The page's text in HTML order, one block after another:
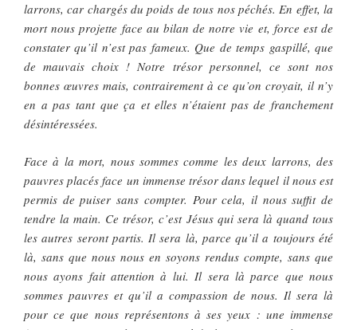
larrons, car chargés du poids de tous nos péchés. En effet, la
mort nous projette face au bilan de notre vie et, force est de
constater qu’il n’est pas fameux. Que de temps gaspillé, que
de mauvais choix ! Notre trésor personnel, ce sont nos
bonnes œuvres mais, contrairement à ce qu’on croyait, il n’y
en a pas tant que ça et elles n’étaient pas de franchement
désintéressées.
Face à la mort, nous sommes comme les deux larrons, des
pauvres placés face un immense trésor dans lequel il nous est
permis de puiser sans compter. Pour cela, il nous suffit de
tendre la main. Ce trésor, c’est Jésus qui sera là quand tous
les autres seront partis. Il sera là, parce qu’il a toujours été
là, sans que nous nous en soyons rendus compte, sans que
nous ayons fait attention à lui. Il sera là parce que nous
sommes pauvres et qu’il a compassion de nous. Il sera là
pour ce que nous représentons à ses yeux : une immense